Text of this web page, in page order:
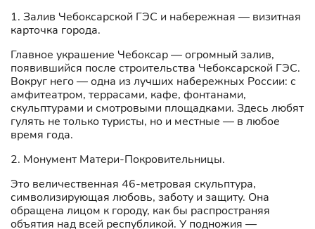
1. Залив Чебоксарской ГЭС и набережная — визитная
карточка города.
Главное украшение Чебоксар — огромный залив,
появившийся после строительства Чебоксарской ГЭС.
Вокруг него — одна из лучших набережных России: с
амфитеатром, террасами, кафе, фонтанами,
скульптурами и смотровыми площадками. Здесь любят
гулять не только туристы, но и местные — в любое
время года.
2. Монумент Матери-Покровительницы.
Это величественная 46-метровая скульптура,
символизирующая любовь, заботу и защиту. Она
обращена лицом к городу, как бы распространяя
объятия над всей республикой. У подножия —